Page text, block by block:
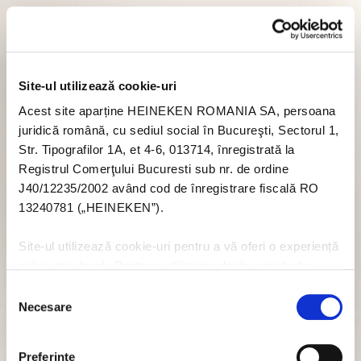
Site-ul utilizează cookie-uri
Acest site aparține HEINEKEN ROMANIA SA, persoana
juridică română, cu sediul social în Bucureşti, Sectorul 1,
Str. Tipografilor 1A, et 4-6, 013714, înregistrată la
Registrul Comerţului Bucuresti sub nr. de ordine
J40/12235/2002 având cod de înregistrare fiscală RO
13240781 („HEINEKEN”).
Site-ul utilizează cookie-uri pentru a vă oferi o experiență
acceptați cookie-uri în legătură cu utilizarea acestui site
nu trebuie să acceptați cookie-uri prin intermediul banner-
ului pop-up, sau puteți să dezactivați cookie-urile - dar
consimțământului
Necesare
Preferinţe